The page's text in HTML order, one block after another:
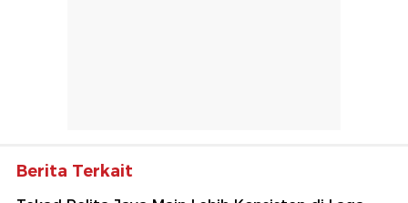
Berita Terkait